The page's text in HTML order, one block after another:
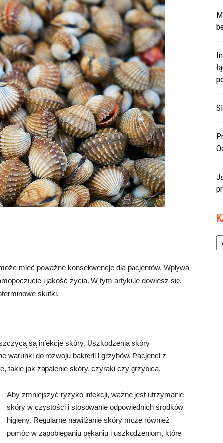
mieć poważne konsekwencje dla pacjentów. Wpływa
i jakość życia. W tym artykule dowiesz się,
skutki.
są infekcje skóry. Uszkodzenia skóry
warunki do rozwoju bakterii i grzybów. Pacjenci z
takie jak zapalenie skóry, czyraki czy grzybica.
Aby zmniejszyć ryzyko infekcji, ważne jest utrzymanie
skóry w czystości i stosowanie odpowiednich środków
higieny. Regularne nawilżanie skóry może również
pomóc w zapobieganiu pękaniu i uszkodzeniom, które